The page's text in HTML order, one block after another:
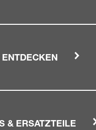
& ERSATZTEILE